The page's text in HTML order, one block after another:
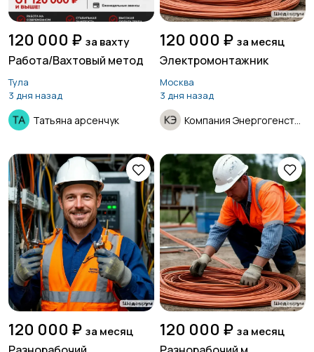
120 000 ₽ за вахту
Работа/Вахтовый метод
Тула
3 дня назад
Татьяна арсенчук
120 000 ₽ за месяц
Электромонтажник
Москва
3 дня назад
120 000 ₽ за месяц 120 000 ₽ за месяц